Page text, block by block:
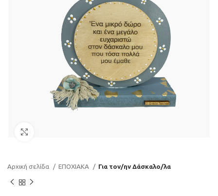
Αρχική σελίδα ΕΠΟΧΙΑΚΑ Για τον/ην Δάσκαλο/λα